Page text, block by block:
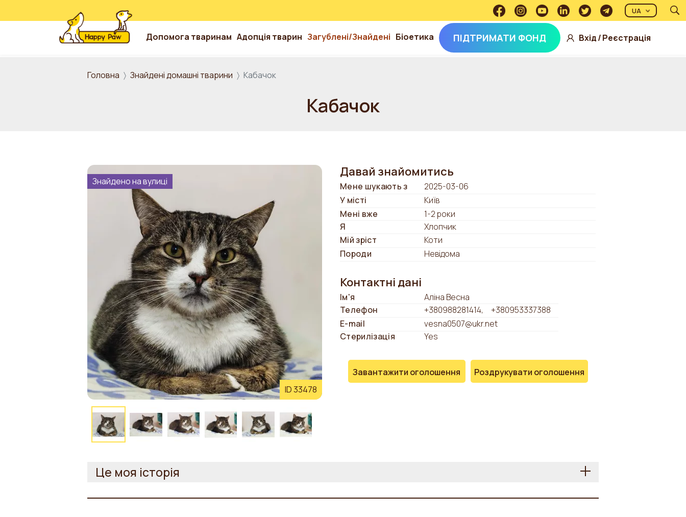
Допомога тваринам Адопція тварин Загублені/Знайдені Біоетика ПІДТРИМАТИ ФОНД Вхід/Реєстрація
UA
Головна Знайдені домашні тварини Кабачок
Кабачок
ID 33478
Знайдено на вулиці
Давай знайомитись
Мене шукають з
2025-03-06
У місті
Київ
Мені вже
1-2 роки
Я
Хлопчик
Мій зріст
Коти
Породи
Невідома
Контактні дані
Ім'я
Аліна Весна
Телефон
+380988281414
+380953337388
E-mail
vesna0507@ukr.net
Стерилізація
Yes
Завантажити оголошення Роздрукувати оголошення
Це моя історія